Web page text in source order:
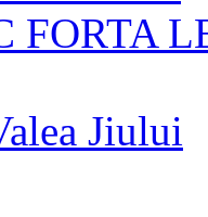
FORTA
Jiului